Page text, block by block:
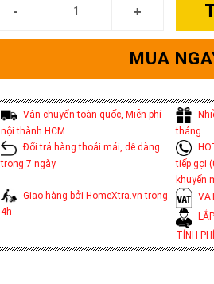
MUA
Vận chuyển toàn quốc, Miễn phí
nội thành HCM
tháng.
Đổi trả hàng thoải mái, dễ dàng
trong 7 ngày
tiếp gọi
khuyến
Giao hàng bởi HomeXtra.vn trong
4h
TÍNH